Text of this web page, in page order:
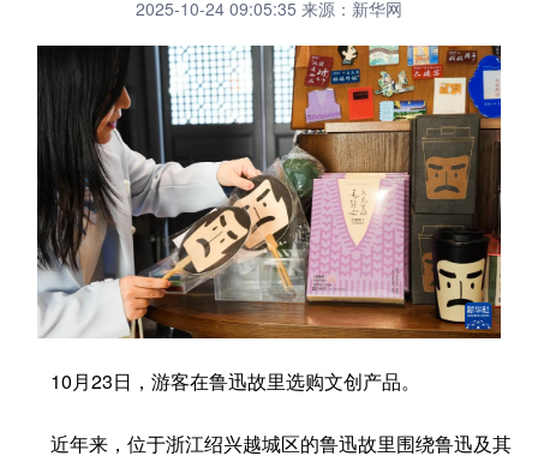
财经 网评
思客智库 全球连线 教育
科技 科创 量子 体育
文化 书画 健康 军事
访谈 视频 图片 政务
法律 中央文件 金融 汽车
食品 人居 信息化 数字经济
2025-10-24 09:05:35 来源：新华网
10月23日，游客在鲁迅故里选购文创产品。
近年来，位于浙江绍兴越城区的鲁迅故里围绕鲁迅及其